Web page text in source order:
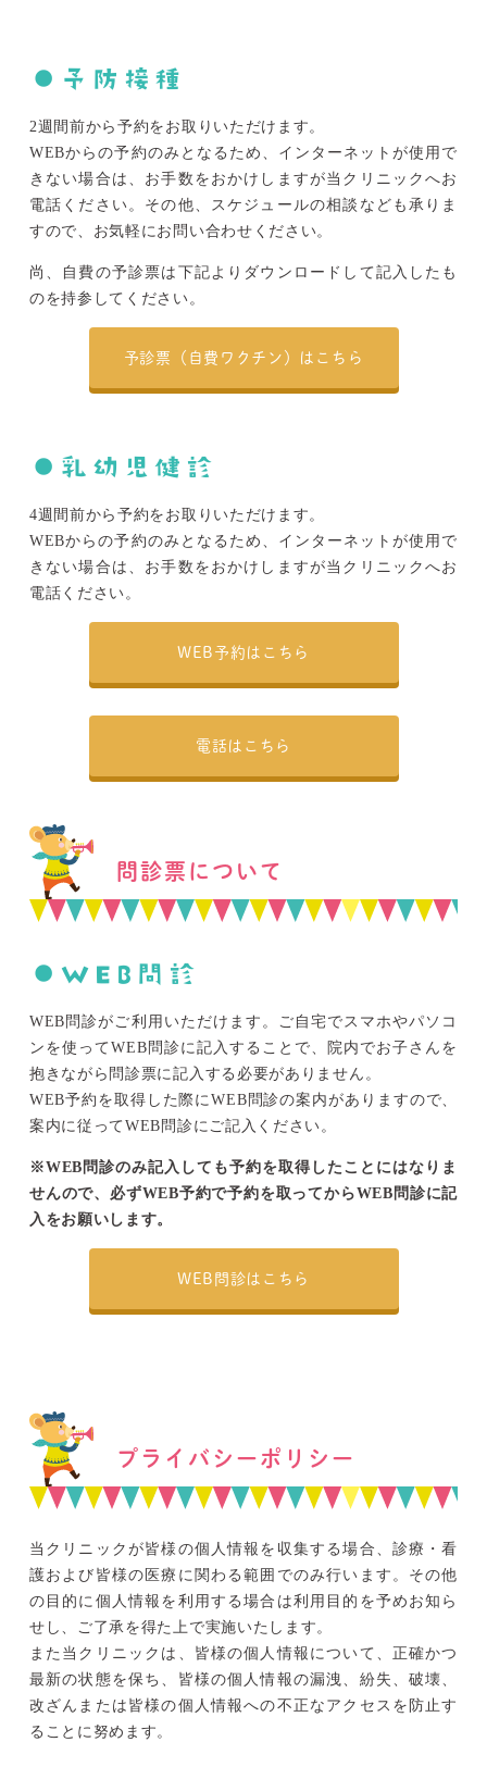
●予防接種
2週間前から予約をお取りいただけます。
WEBからの予約のみとなるため、インターネットが使用で
きない場合は、お手数をおかけしますが当クリニックへお
電話ください。その他、スケジュールの相談なども承りま
すので、お気軽にお問い合わせください。
尚、自費の予診票は下記よりダウンロードして記入したも
のを持参してください。
予診票（自費ワクチン）はこちら
●乳幼児健診
4週間前から予約をお取りいただけます。
WEBからの予約のみとなるため、インターネットが使用で
きない場合は、お手数をおかけしますが当クリニックへお
電話ください。
WEB予約はこちら
電話はこちら
問診票について
●WEB問診
WEB問診がご利用いただけます。ご自宅でスマホやパソコ
ンを使ってWEB問診に記入することで、院内でお子さんを
抱きながら問診票に記入する必要がありません。
WEB予約を取得した際にWEB問診の案内がありますので、
案内に従ってWEB問診にご記入ください。
※WEB問診のみ記入しても予約を取得したことにはなりま
せんので、必ずWEB予約で予約を取ってからWEB問診に記
入をお願いします。
WEB問診はこちら
プライバシーポリシー
当クリニックが皆様の個人情報を収集する場合、診療・看
護および皆様の医療に関わる範囲でのみ行います。その他
の目的に個人情報を利用する場合は利用目的を予めお知ら
せし、ご了承を得た上で実施いたします。
また当クリニックは、皆様の個人情報について、正確かつ
最新の状態を保ち、皆様の個人情報の漏洩、紛失、破壊、
改ざんまたは皆様の個人情報への不正なアクセスを防止す
ることに努めます。